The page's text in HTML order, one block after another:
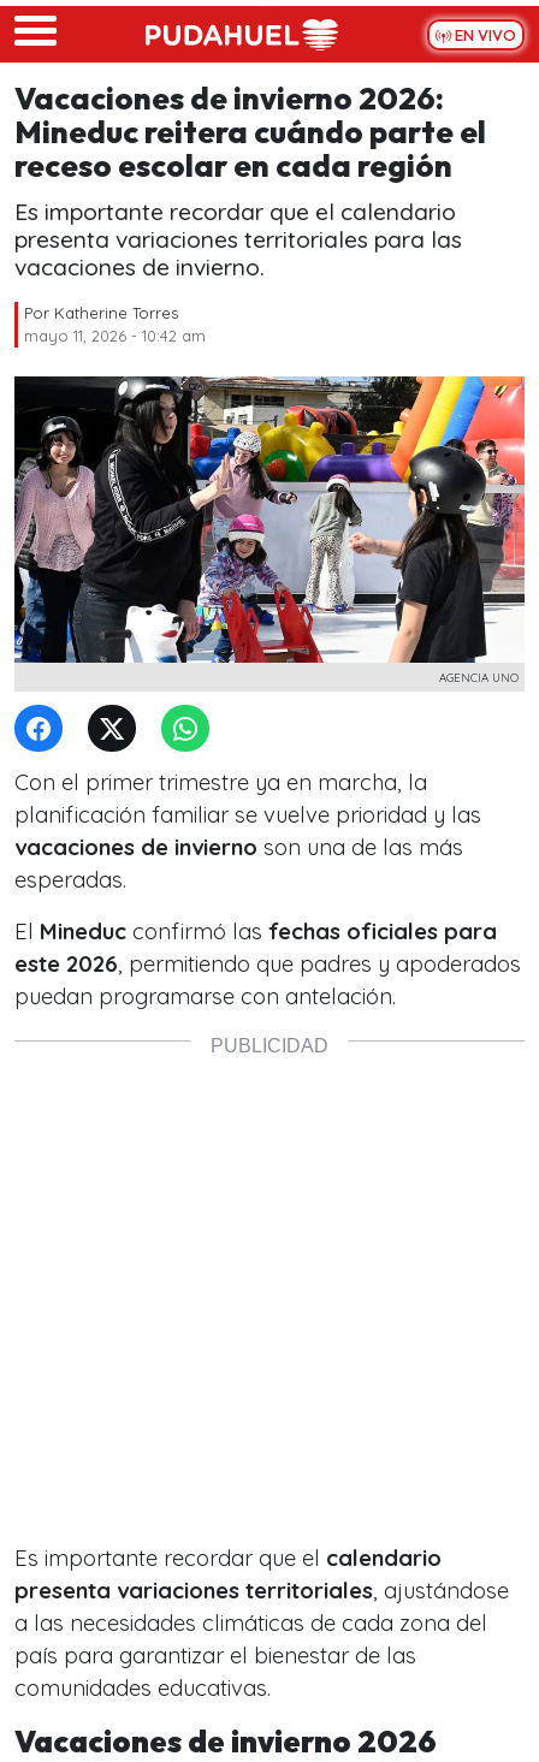
Skip to main content
EN VIVO
Vacaciones de invierno 2026:
Mineduc reitera cuándo parte el
receso escolar en cada región
Es importante recordar que el calendario
presenta variaciones territoriales para las
vacaciones de invierno.
Por Katherine Torres
mayo 11, 2026 - 10:42 am
AGENCIA UNO
Con el primer trimestre ya en marcha, la
planificación familiar se vuelve prioridad y las
vacaciones de invierno son una de las más
esperadas.
El Mineduc confirmó las fechas oficiales para
este 2026, permitiendo que padres y apoderados
puedan programarse con antelación.
Es importante recordar que el calendario
presenta variaciones territoriales, ajustándose
a las necesidades climáticas de cada zona del
país para garantizar el bienestar de las
comunidades educativas.
Vacaciones de invierno 2026